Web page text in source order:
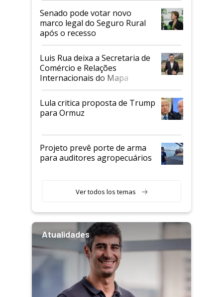
Senado pode votar novo
marco legal do Seguro Rural
após o recesso
Luis Rua deixa a Secretaria de
Comércio e Relações
Internacionais do Mapa
Lula critica proposta de Trump
para Ormuz
Projeto prevê porte de arma
para auditores agropecuários
Ver todos los temas
Atualidades